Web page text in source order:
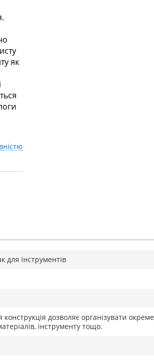
як
для інструментів
дозволяє організувати окреме
інструменту тощо.